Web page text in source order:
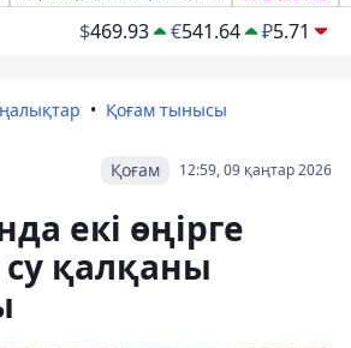
$469.93 €541.64 ₽5.71
Қоғам тынысы
12:59, 09 қаңтар 2026
Қоғам
екі өңірге
қалқаны